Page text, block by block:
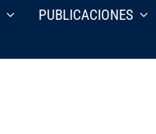
PUBLICACIONES